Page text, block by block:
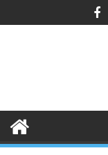
to